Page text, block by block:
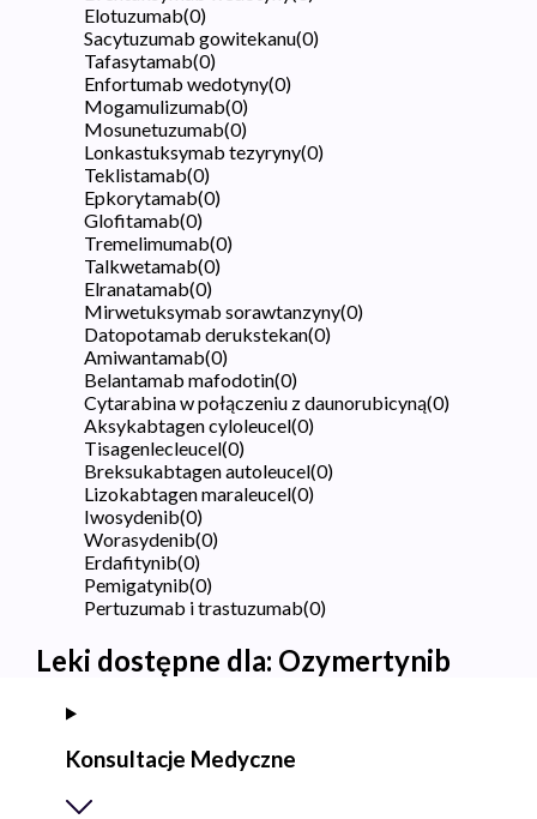
Elotuzumab(0)
Sacytuzumab gowitekanu(0)
Tafasytamab(0)
Enfortumab wedotyny(0)
Mogamulizumab(0)
Mosunetuzumab(0)
Lonkastuksymab tezyryny(0)
Teklistamab(0)
Epkorytamab(0)
Glofitamab(0)
Tremelimumab(0)
Talkwetamab(0)
Elranatamab(0)
Mirwetuksymab sorawtanzyny(0)
Datopotamab derukstekan(0)
Amiwantamab(0)
Belantamab mafodotin(0)
Cytarabina w połączeniu z daunorubicyną(0)
Aksykabtagen cyloleucel(0)
Tisagenlecleucel(0)
Breksukabtagen autoleucel(0)
Lizokabtagen maraleucel(0)
Iwosydenib(0)
Worasydenib(0)
Erdafitynib(0)
Pemigatynib(0)
Pertuzumab i trastuzumab(0)
Leki dostępne dla: Ozymertynib
Konsultacje Medyczne